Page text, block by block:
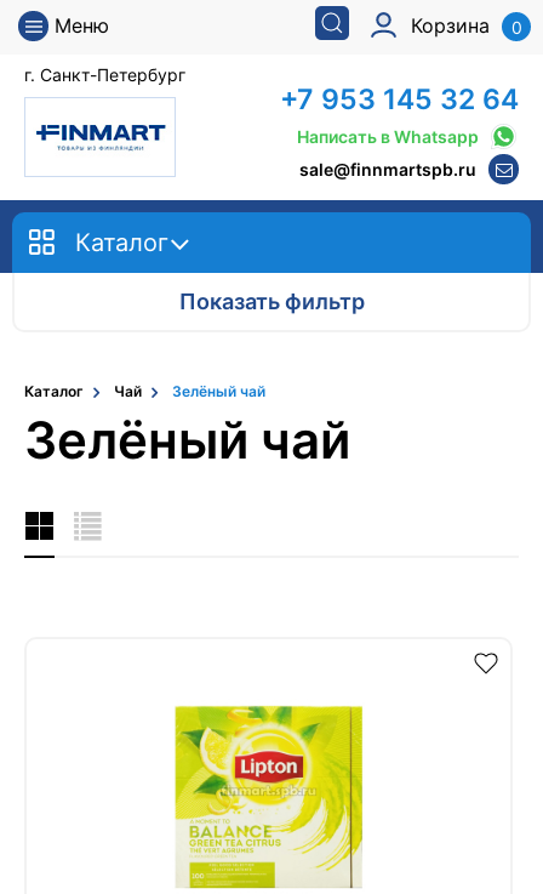
Меню
г. Санкт-Петербург
Корзина 0
+7 953 145 32 64
Написать в Whatsapp
sale@finnmartspb.ru
Каталог
Показать фильтр
Каталог Чай Зелёный чай
Зелёный чай